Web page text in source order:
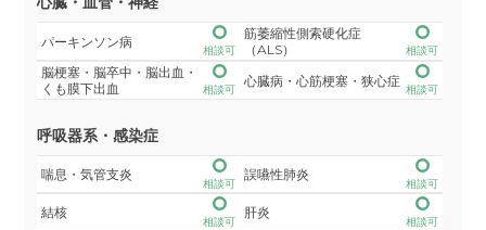
パーキンソン病
相談可
筋萎縮性側索硬化症
（ALS）
相談可
脳梗塞・脳卒中・脳出血・
くも膜下出血
相談可
心臓病・心筋梗塞・狭心症
相談可
呼吸器系・感染症
喘息・気管支炎
相談可
誤嚥性肺炎
相談可
結核
相談可
肝炎
相談可